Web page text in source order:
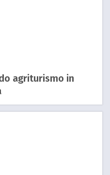
agriturismo in